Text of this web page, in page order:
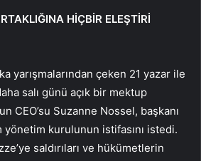
HİÇBİR ELEŞTİRİ
yarışmalarından çeken 21 yazar ile
salı günü açık bir mektup
CEO’su Suzanne Nossel, başkanı
kurulunun istifasını istedi.
saldırıları ve hükümetlerin